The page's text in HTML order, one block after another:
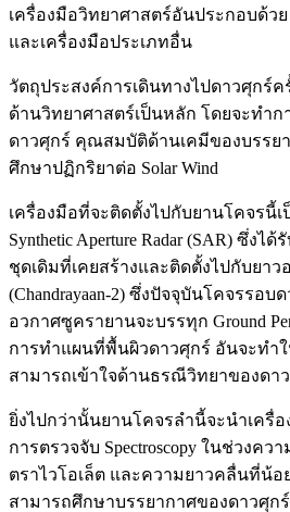
เครื่องมือวิทยาศาสตร์อันประกอบด้วย
และเครื่องมือประเภทอื่น
วัตถุประสงค์การเดินทางไปดาวศุกร์
ด้านวิทยาศาสตร์เป็นหลัก โดยจะทำ
ดาวศุกร์ คุณสมบัติด้านเคมีของบรรย
ศึกษาปฏิกริยาต่อ Solar Wind
เครื่องมือที่จะติดตั้งไปกับยานโคจรนี้เป็
Synthetic Aperture Radar (SAR) ซึ่ง
ชุดเดิมที่เคยสร้างและติดตั้งไปกับยา
(Chandrayaan-2) ซึ่งปัจจุบันโคจรรอ
อวกาศซูครายานจะบรรทุก Ground
การทำแผนที่พื้นผิวดาวศุกร์ อันจะทำ
สามารถเข้าใจด้านธรณีวิทยาของดา
ยิ่งไปกว่านั้นยานโคจรลำนี้จะนำเครื่
การตรวจจับ Spectroscopy ในช่วงค
ตราไวโอเล็ต และความยาวคลื่นที่น้อ
สามารถศึกษาบรรยากาศของดาวศุก